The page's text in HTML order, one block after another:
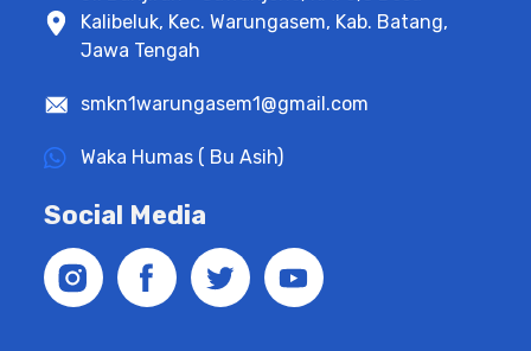
Kalibeluk, Kec. Warungasem, Kab. Batang,
Jawa Tengah
smkn1warungasem1@gmail.com
Waka Humas ( Bu Asih)
Social Media